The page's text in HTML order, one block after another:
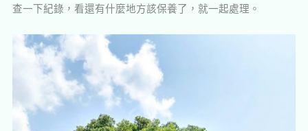
查一下紀錄，看還有什麼地方該保養了，就一起處理。